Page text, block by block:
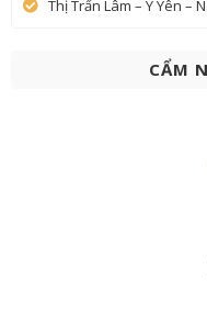
Thị Trấn Lâm – Ý Yên –
CẨM